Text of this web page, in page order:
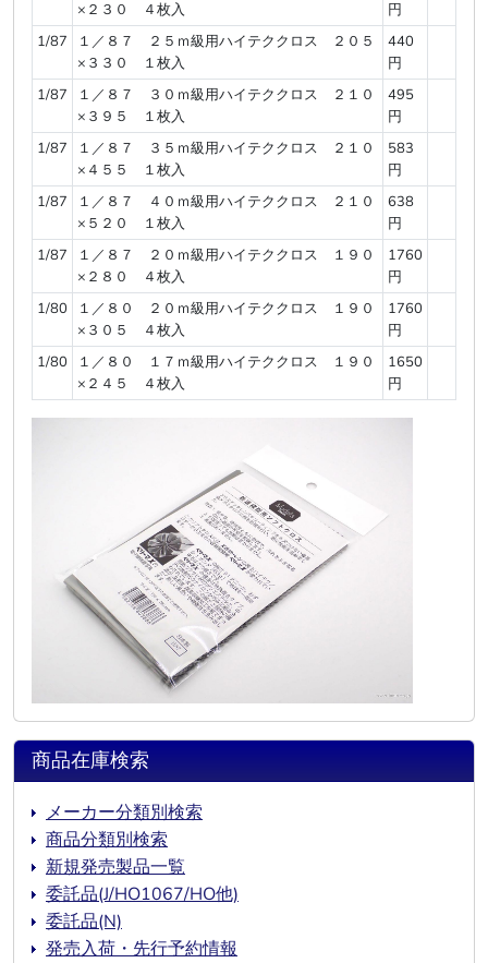
×２３０ ４枚入
円
1/87
１／８７ ２５ｍ級用ハイテククロス ２０５
×３３０ １枚入
440
円
1/87
１／８７ ３０ｍ級用ハイテククロス ２１０
×３９５ １枚入
495
円
1/87
１／８７ ３５ｍ級用ハイテククロス ２１０
×４５５ １枚入
583
円
1/87
１／８７ ４０ｍ級用ハイテククロス ２１０
×５２０ １枚入
638
円
1/87
１／８７ ２０ｍ級用ハイテククロス １９０
×２８０ ４枚入
1760
円
1/80
１／８０ ２０ｍ級用ハイテククロス １９０
×３０５ ４枚入
1760
円
1/80
１／８０ １７ｍ級用ハイテククロス １９０
×２４５ ４枚入
1650
円
商品在庫検索
メーカー分類別検索
商品分類別検索
新規発売製品一覧
委託品(J/HO1067/HO他)
委託品(N)
発売入荷・先行予約情報